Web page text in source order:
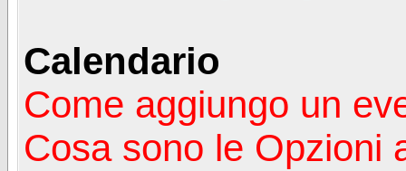
Calendario
Come aggiungo un
Cosa sono le Opzioni